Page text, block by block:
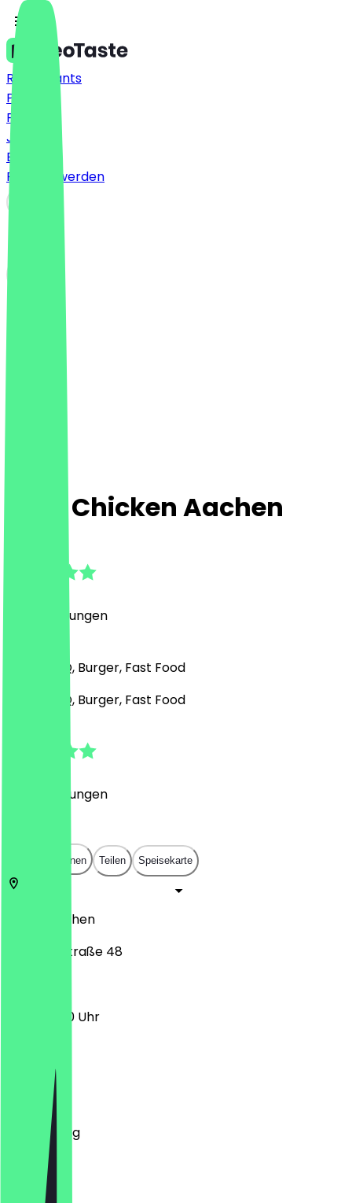
Restaurants
Preise
FAQ
Jobs
Blog
Partner werden
Loco Chicken Aachen
Bewertungen
Grill & BBQ, Burger, Fast Food
Grill & BBQ, Burger, Fast Food
Bewertungen
In App öffnen Teilen Speisekarte
Aachen
Adalbertstraße 48
11:00 - 21:00 Uhr
Dienstag
Mittwoch
Donnerstag
Freitag
Samstag
Sonntag